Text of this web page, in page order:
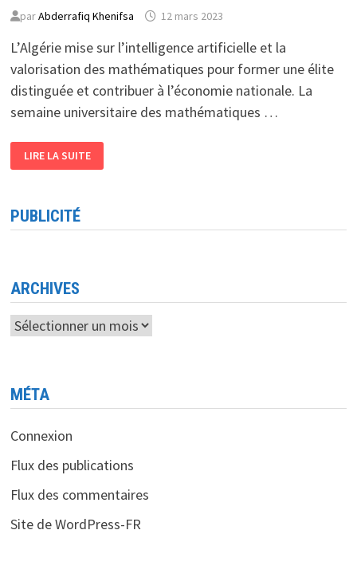
parAbderrafiq Khenifsa 12 mars 2023
L’Algérie mise sur l’intelligence artificielle et la
valorisation des mathématiques pour former une élite
distinguée et contribuer à l’économie nationale. La
semaine universitaire des mathématiques …
DE
LA
MATHÉMATIQUES
À
LIRE LA SUITE
PUBLICITÉ
ARCHIVES
Archives
MÉTA
Connexion
Flux des publications
Flux des commentaires
Site de WordPress-FR